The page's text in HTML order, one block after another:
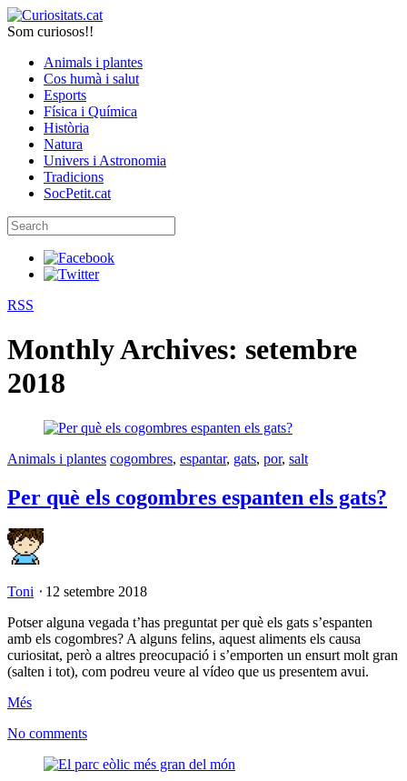
Som curiosos!!
Animals i plantes
Cos humà i salut
Esports
Física i Química
Història
Natura
Univers i Astronomia
Tradicions
SocPetit.cat
RSS
Monthly Archives: setembre
2018
Animals i plantes cogombres, espantar, gats, por, salt
Per què els cogombres espanten els gats?
Toni ⋅ 12 setembre 2018
Potser alguna vegada t’has preguntat per què els gats s’espanten
amb els cogombres? A alguns felins, aquest aliments els causa
curiositat, però a altres preocupació i s’emporten un ensurt molt gran
(salten i tot), com podreu veure al vídeo que us presentem avui.
Més
No comments